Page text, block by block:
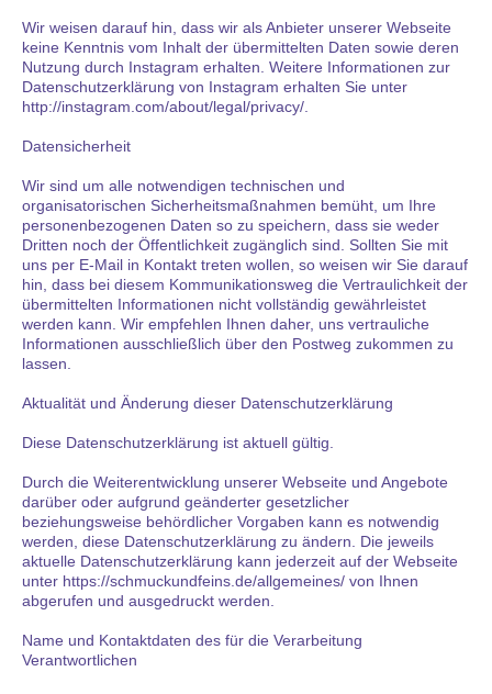
Wir weisen darauf hin, dass wir als Anbieter unserer Webseite
keine Kenntnis vom Inhalt der übermittelten Daten sowie deren
Nutzung durch Instagram erhalten. Weitere Informationen zur
Datenschutzerklärung von Instagram erhalten Sie unter
http://instagram.com/about/legal/privacy/.
Datensicherheit
Wir sind um alle notwendigen technischen und
organisatorischen Sicherheitsmaßnahmen bemüht, um Ihre
personenbezogenen Daten so zu speichern, dass sie weder
Dritten noch der Öffentlichkeit zugänglich sind. Sollten Sie mit
uns per E-Mail in Kontakt treten wollen, so weisen wir Sie darauf
hin, dass bei diesem Kommunikationsweg die Vertraulichkeit der
übermittelten Informationen nicht vollständig gewährleistet
werden kann. Wir empfehlen Ihnen daher, uns vertrauliche
Informationen ausschließlich über den Postweg zukommen zu
lassen.
Aktualität und Änderung dieser Datenschutzerklärung
Diese Datenschutzerklärung ist aktuell gültig.
Durch die Weiterentwicklung unserer Webseite und Angebote
darüber oder aufgrund geänderter gesetzlicher
beziehungsweise behördlicher Vorgaben kann es notwendig
werden, diese Datenschutzerklärung zu ändern. Die jeweils
aktuelle Datenschutzerklärung kann jederzeit auf der Webseite
unter https://schmuckundfeins.de/allgemeines/ von Ihnen
abgerufen und ausgedruckt werden.
Name und Kontaktdaten des für die Verarbeitung
Verantwortlichen